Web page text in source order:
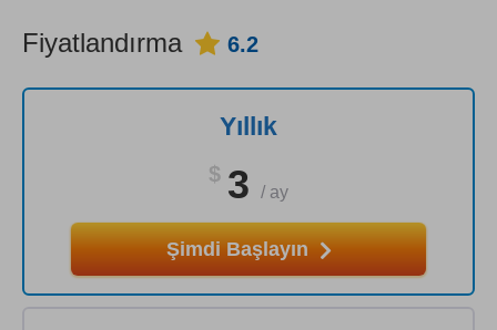
Fiyatlandırma 6.2
Yıllık
$ 3 / ay
Şimdi Başlayın